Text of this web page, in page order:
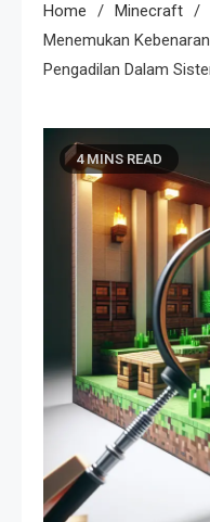
Home
Minecraft
Menemukan
Pengadilan Dalam
4 MINS READ